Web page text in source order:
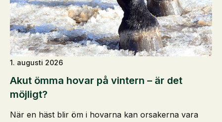
Akut ömma hovar på vintern – är det
möjligt?
1. augusti 2026
När en häst blir öm i hovarna kan orsakerna vara